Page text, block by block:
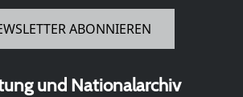
ABONNIEREN
und Nationalarchiv